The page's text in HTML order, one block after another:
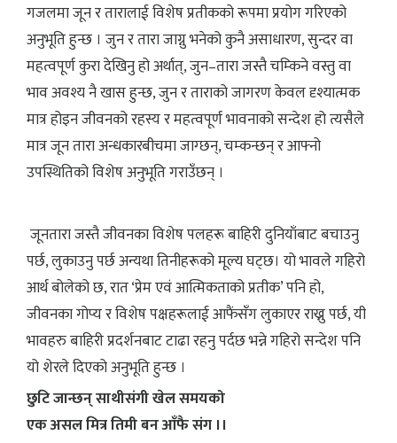
गजलमा जून र तारालाई विशेष प्रतीकको रूपमा प्रयोग गरिएको
अनुभूति हुन्छ । जुन र तारा जाग्नु भनेको कुनै असाधारण, सुन्दर वा
महत्वपूर्ण कुरा देखिनु हो अर्थात्, जुन–तारा जस्तै चम्किने वस्तु वा
भाव अवश्य नै खास हुन्छ, जुन र ताराको जागरण केवल दृश्यात्मक
मात्र होइन जीवनको रहस्य र महत्वपूर्ण भावनाको सन्देश हो त्यसैले
मात्र जून तारा अन्धकारबीचमा जाग्छन्, चम्कन्छन् र आफ्नो
उपस्थितिको विशेष अनुभूति गराउँछन् ।
जूनतारा जस्तै जीवनका विशेष पलहरू बाहिरी दुनियाँबाट बचाउनु
पर्छ, लुकाउनु पर्छ अन्यथा तिनीहरूको मूल्य घट्छ। यो भावले गहिरो
आर्थ बोलेको छ, रात ‘प्रेम एवं आत्मिकताको प्रतीक’ पनि हो,
जीवनका गोप्य र विशेष पक्षहरूलाई आफैंसँग लुकाएर राख्नु पर्छ, यी
भावहरु बाहिरी प्रदर्शनबाट टाढा रहनु पर्दछ भन्ने गहिरो सन्देश पनि
यो शेरले दिएको अनुभूति हुन्छ ।
छुटि जान्छन् साथीसंगी खेल समयको
एक असल मित्र तिमी बन आँफै संग ।।